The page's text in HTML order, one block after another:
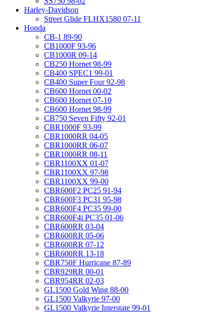
Harley-Davidson
Street Glide FLHX1580 07-11
Honda
CB-1 89-90
CB1000F 93-96
CB1000R 09-14
CB250 Hornet 98-99
CB400 SPEC1 99-01
CB400 Super Four 92-98
CB600 Hornet 00-02
CB600 Hornet 07-10
CB600 Hornet 98-99
CB750 Seven Fifty 92-01
CBR1000F 93-99
CBR1000RR 04-05
CBR1000RR 06-07
CBR1000RR 08-11
CBR1100XX 01-07
CBR1100XX 97-98
CBR1100XX 99-00
CBR600F2 PC25 91-94
CBR600F3 PC31 95-98
CBR600F4 PC35 99-00
CBR600F4i PC35 01-06
CBR600RR 03-04
CBR600RR 05-06
CBR600RR 07-12
CBR600RR 13-18
CBR750F Hurricane 87-89
CBR929RR 00-01
CBR954RR 02-03
GL1500 Gold Wing 88-00
GL1500 Valkyrie 97-00
GL1500 Valkyrie Interstate 99-01